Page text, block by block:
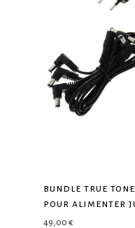
bundle true
pour alimenter
49,00 €